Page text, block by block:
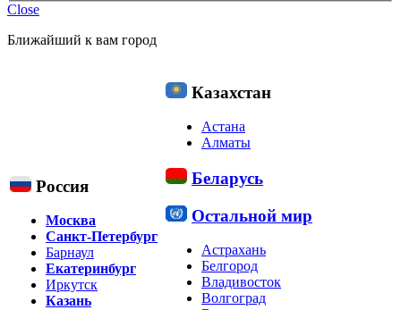
Close
Ближайший к вам город
Россия
Москва
Санкт-Петербург
Барнаул
Екатеринбург
Иркутск
Казань
Казахстан
Астана
Алматы
Беларусь
Остальной мир
Астрахань
Белгород
Владивосток
Волгоград